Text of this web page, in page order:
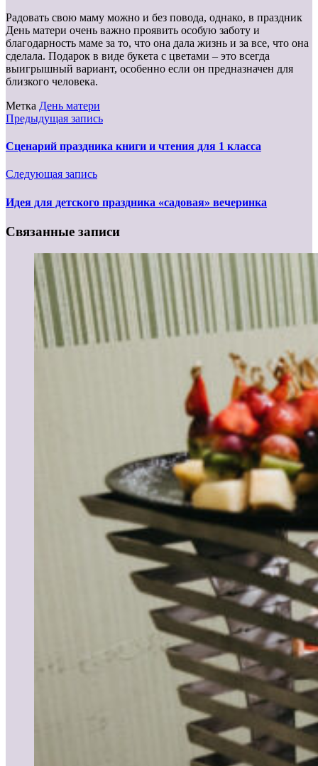
Радовать свою маму можно и без повода, однако, в праздник
День матери очень важно проявить особую заботу и
благодарность маме за то, что она дала жизнь и за все, что она
сделала. Подарок в виде букета с цветами – это всегда
выигрышный вариант, особенно если он предназначен для
близкого человека.
Метка День матери
Предыдущая запись
Сценарий праздника книги и чтения для 1 класса
Следующая запись
Идея для детского праздника «садовая» вечеринка
Связанные записи